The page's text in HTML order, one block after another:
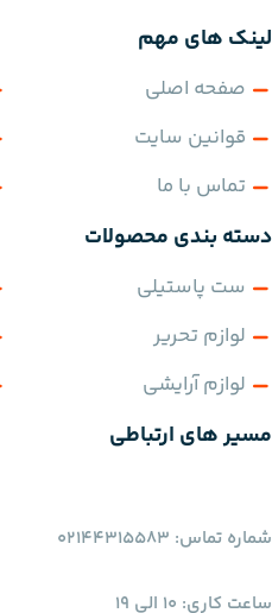
لینک های مهم
صفحه اصلی
قوانین سایت
تماس با ما
دسته بندی محصولات
ست پاستیلی
لوازم تحریر
لوازم آرایشی
مسیر های ارتباطی
شماره تماس: 02144315583
ساعت کاری: 10 الی 19